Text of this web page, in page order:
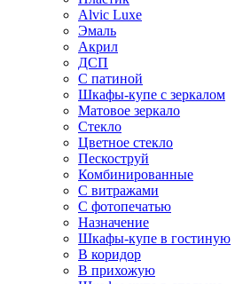
Alvic Luxe
Эмаль
Акрил
ДСП
С патиной
Шкафы-купе с зеркалом
Матовое зеркало
Стекло
Цветное стекло
Пескоструй
Комбинированные
С витражами
С фотопечатью
Назначение
Шкафы-купе в гостиную
В коридор
В прихожую